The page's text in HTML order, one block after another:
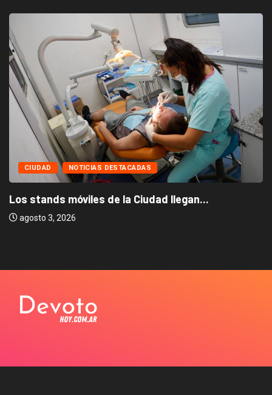
CIUDAD NOTICIAS DESTACADAS
Los stands móviles de la Ciudad llegan...
agosto 3, 2026